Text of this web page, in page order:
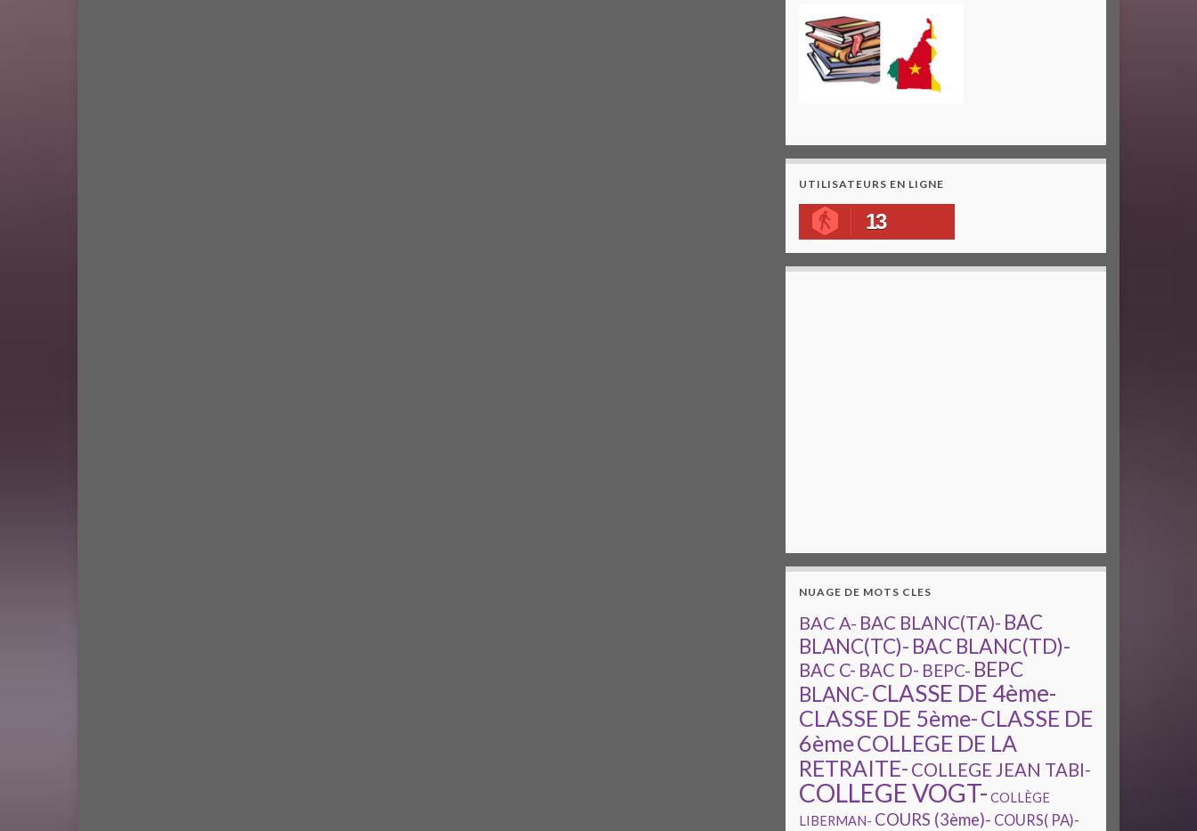
UTILISATEURS EN LIGNE
13
NUAGE DE MOTS CLES
BAC A- BAC BLANC(TA)- BAC
BLANC(TC)- BAC BLANC(TD)-
BAC C- BAC D- BEPC- BEPC
BLANC-CLASSE DE 4ème-
CLASSE DE 5ème-CLASSE DE
6èmeCOLLEGE DE LA
RETRAITE- COLLEGE JEAN TABI-
COLLEGE VOGT- COLLÈGE
LIBERMAN- COURS (3ème)- COURS( PA)-